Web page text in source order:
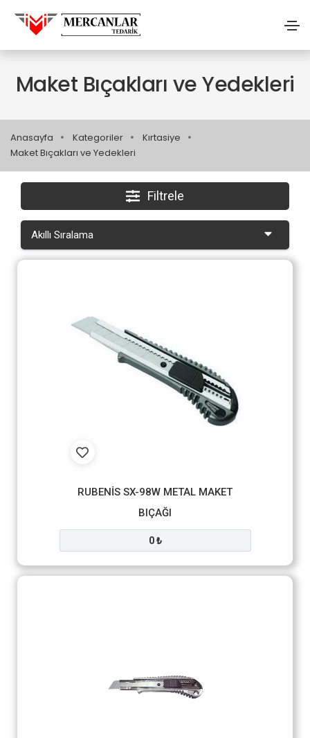
Maket Bıçakları ve Yedekleri
Anasayfa Kategoriler
Kırtasiye
Maket Bıçakları ve Yedekleri
RUBENİS SX-98W METAL MAKET
BIÇAĞI
0 ₺
Filtrele